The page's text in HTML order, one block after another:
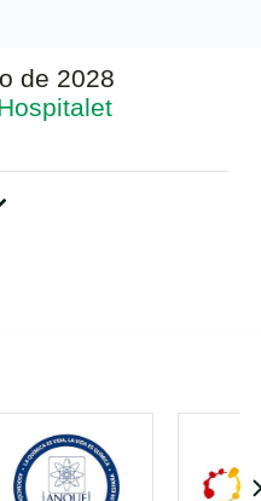
de 2028